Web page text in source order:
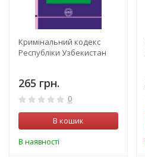
Кримінальний кодекс
Республіки Узбекистан
265 грн.
0
В кошик
В наявності